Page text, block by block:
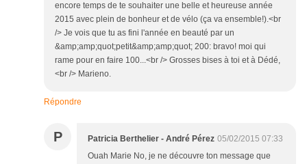
encore temps de te souhaiter une belle et heureuse année
2015 avec plein de bonheur et de vélo (ça va ensemble!).<br
/> Je vois que tu as fini l'année en beauté par un
&amp;amp;quot;petit&amp;amp;quot; 200: bravo! moi qui
rame pour en faire 100...<br /> Grosses bises à toi et à Dédé,
<br /> Marieno.
Répondre
P Patricia Berthelier - André Pérez 05/02/2015 07:33
Ouah Marie No, je ne découvre ton message que